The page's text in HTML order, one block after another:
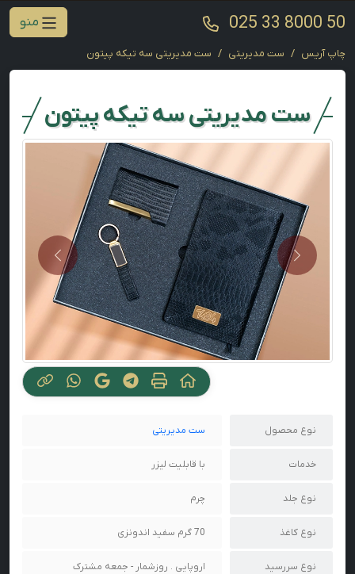
025 33 8000 50 منو
چاپ آریس ست مدیریتی ست مدیریتی سه تیکه پیتون
ست مدیریتی سه تیکه پیتون
Previous
Next
نوع محصول ست مدیریتی
خدمات با قابلیت لیزر
نوع جلد چرم
نوع کاغذ 70 گرم سفید اندونزی
نوع سررسید اروپایی . روزشمار - جمعه مشترک